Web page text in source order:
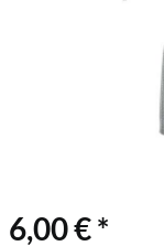
6,00 € *